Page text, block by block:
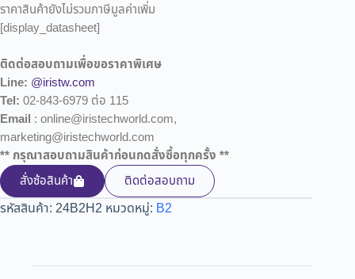
ราคาสินค้ายังไม่รวมภาษีมูลค่าเพิ่ม
[display_datasheet]
ติดต่อสอบถามเพื่อขอราคาพิเศษ
Line: @iristw.com
Tel: 02-843-6979 ต่อ 115
Email : online@iristechworld.com,
marketing@iristechworld.com
** กรุณาสอบถามสินค้าก่อนกดสั่งซื้อทุกครั้ง **
สั่งซ้อสินค้า
ติดต่อสอบถาม
รหัสสินค้า: 24B2H2 หมวดหมู่: B2